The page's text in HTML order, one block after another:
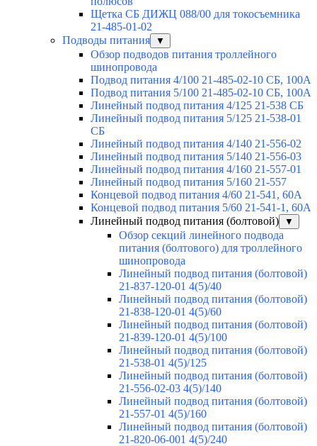
Щетка СБ ДИЖЦ 088/00 для токосъемника
21-485-01-02
Подводы питания
▼
Обзор подводов питания троллейного
шинопровода
Подвод питания 4/100 21-485-02-10 СБ, 100А
Подвод питания 5/100 21-485-02-10 СБ, 100А
Линейный подвод питания 4/125 21-538 СБ
Линейный подвод питания 5/125 21-538-01
СБ
Линейный подвод питания 4/140 21-556-02
Линейный подвод питания 5/140 21-556-03
Линейный подвод питания 4/160 21-557-01
Линейный подвод питания 5/160 21-557
Концевой подвод питания 4/60 21-541, 60А
Концевой подвод питания 5/60 21-541-1, 60А
Линейный подвод питания (болтовой)
▼
Обзор секций линейного подвода
питания (болтового) для троллейного
шинопровода
Линейный подвод питания (болтовой)
21-837-120-01 4(5)/40
Линейный подвод питания (болтовой)
21-838-120-01 4(5)/60
Линейный подвод питания (болтовой)
21-839-120-01 4(5)/100
Линейный подвод питания (болтовой)
21-538-01 4(5)/125
Линейный подвод питания (болтовой)
21-556-02-03 4(5)/140
Линейный подвод питания (болтовой)
21-557-01 4(5)/160
Линейный подвод питания (болтовой)
21-820-06-001 4(5)/240